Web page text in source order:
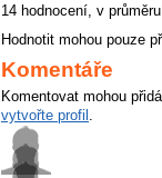
14 hodnocení, v průměru
Hodnotit mohou pouze
Komentáře
Komentovat mohou
vytvořte profil .